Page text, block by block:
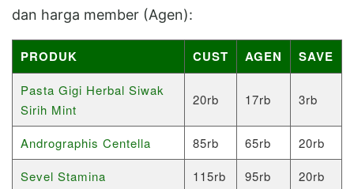
dan harga member (Agen):
PRODUK CUST AGEN SAVE
Pasta Gigi Herbal Siwak
Sirih Mint
20rb 17rb 3rb
Andrographis Centella 85rb 65rb
20rb
Sevel Stamina
115rb 95rb
20rb